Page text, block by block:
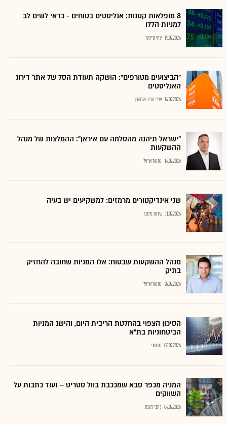
8 מופלאות קטנות: אנליסטים בטוחים - כדאי לשים לב
למניות הללו
15.07.2026 צחי גרינולד
"הביצועים מטורפים": הושקה תעודת הסל של אתר דירוג
האנליסטים
14.07.2026 שירי חביב-ולדהורן
"ישראל תיהנה מהסלמה עם איראן": ההמלצות של מנהל
ההשקעות
14.07.2026 נתנאל אריאל
שני אינדיקטורים מרמזים: למשקיעים יש בעיה
11.07.2026 שירות גלובס
מנהל ההשקעות שבטוח: אלו המניות שחובה להחזיק
בתיק
07.07.2026 נתנאל אריאל
הסיכון הצפוי בהחלטת הריבית היום, והישג המניות
הביטחוניות בת"א
06.07.2026 רם מורי
המניה מכפר סבא שמככבת בוול סטריט – ועוד כתבות על
השווקים
04.07.2026 כתבי גלובס